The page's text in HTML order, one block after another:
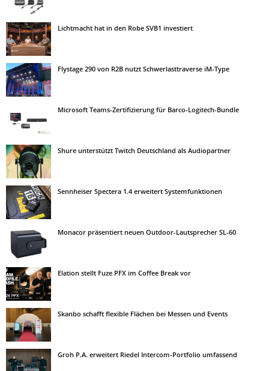
Lichtmacht hat in den Robe SVB1 investiert
Flystage 290 von R2B nutzt Schwerlasttraverse iM-Type
Microsoft Teams-Zertifizierung für Barco-Logitech-Bundle
Shure unterstützt Twitch Deutschland als Audiopartner
Sennheiser Spectera 1.4 erweitert Systemfunktionen
Monacor präsentiert neuen Outdoor-Lautsprecher SL-60
Elation stellt Fuze PFX im Coffee Break vor
Skanbo schafft flexible Flächen bei Messen und Events
Groh P.A. erweitert Riedel Intercom-Portfolio umfassend